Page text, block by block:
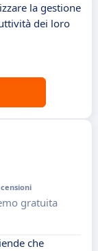
la gestione
dei loro
gratuita
che